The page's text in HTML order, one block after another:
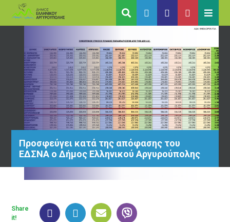
Προσφεύγει κατά της απόφασης του
ΕΔΣΝΑ ο Δήμος Ελληνικού Αργυρούπολης
Share
it!